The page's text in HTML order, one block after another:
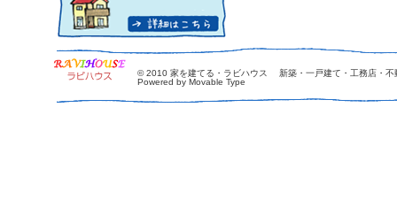
© 2010 家を建てる・ラビハウス 新築・一戸建て・工務店・不
Powered by Movable Type